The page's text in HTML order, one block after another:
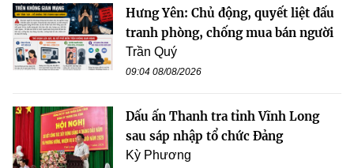
Hưng Yên: Chủ động, quyết liệt đấu
tranh phòng, chống mua bán người
Trần Quý
09:04 08/08/2026
Dấu ấn Thanh tra tỉnh Vĩnh Long
sau sáp nhập tổ chức Đảng
Kỳ Phương